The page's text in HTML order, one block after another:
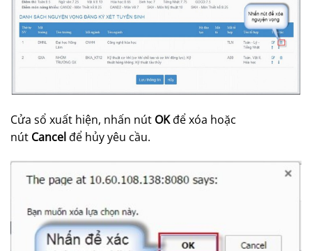
Cửa sổ xuất hiện, nhấn nút OKđể xóa hoặc
nút Cancelđể hủy yêu cầu.